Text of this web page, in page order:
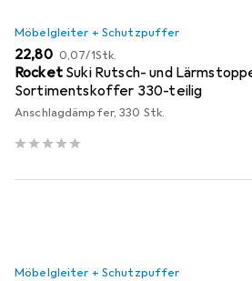
Möbelgleiter + Schutzpuffer
EUR
22,80 EUR
0,07/1Stk.
Rocket Suki Rutsch- und
Sortimentskoffer 330-teilig
Anschlagdämpfer, 330 Stk.
Möbelgleiter + Schutzpuffer